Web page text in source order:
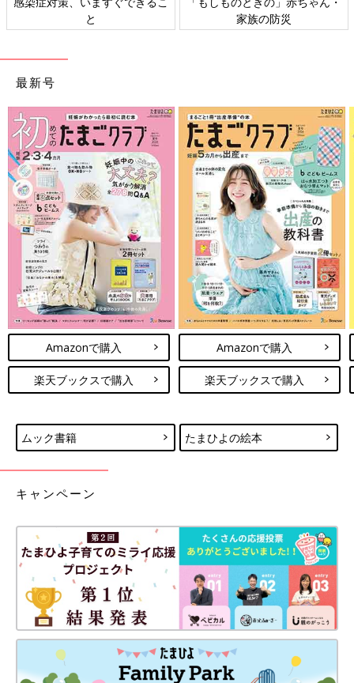
と
家族の防災
最新号
Amazonで購入
楽天ブックスで購入
Amazonで購入
楽天ブックスで購入
ムック書籍 たまひよの絵本
キャンペーン